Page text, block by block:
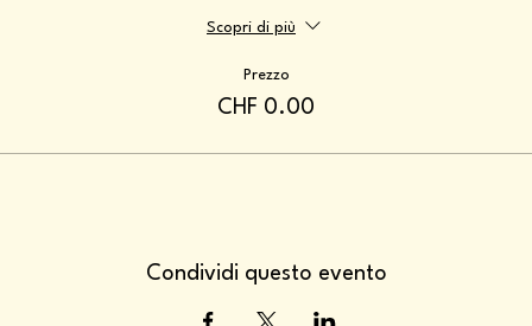
Scopri di più
Prezzo
CHF 0.00
Condividi questo evento